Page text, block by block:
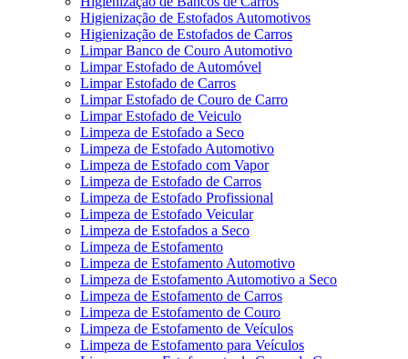
Higienização de Estofados Automotivos
Higienização de Estofados de Carros
Limpar Banco de Couro Automotivo
Limpar Estofado de Automóvel
Limpar Estofado de Carros
Limpar Estofado de Couro de Carro
Limpar Estofado de Veiculo
Limpeza de Estofado a Seco
Limpeza de Estofado Automotivo
Limpeza de Estofado com Vapor
Limpeza de Estofado de Carros
Limpeza de Estofado Profissional
Limpeza de Estofado Veicular
Limpeza de Estofados a Seco
Limpeza de Estofamento
Limpeza de Estofamento Automotivo
Limpeza de Estofamento Automotivo a Seco
Limpeza de Estofamento de Carros
Limpeza de Estofamento de Couro
Limpeza de Estofamento de Veículos
Limpeza de Estofamento para Veículos